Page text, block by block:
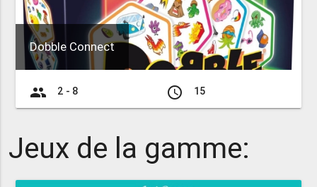
Dobble Connect
group 2 - 8 access_time 15
Jeux de la gamme: